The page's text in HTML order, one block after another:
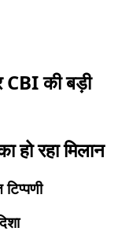
CBI की बड़ी
रहा मिलान